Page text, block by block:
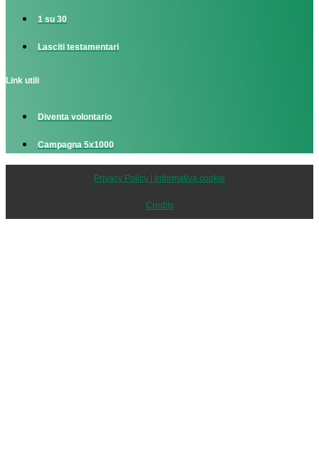
1 su 30
Lasciti testamentari
Link utili
Diventa volontario
Campagna 5x1000
Privacy Policy | Informativa cookie
Credits